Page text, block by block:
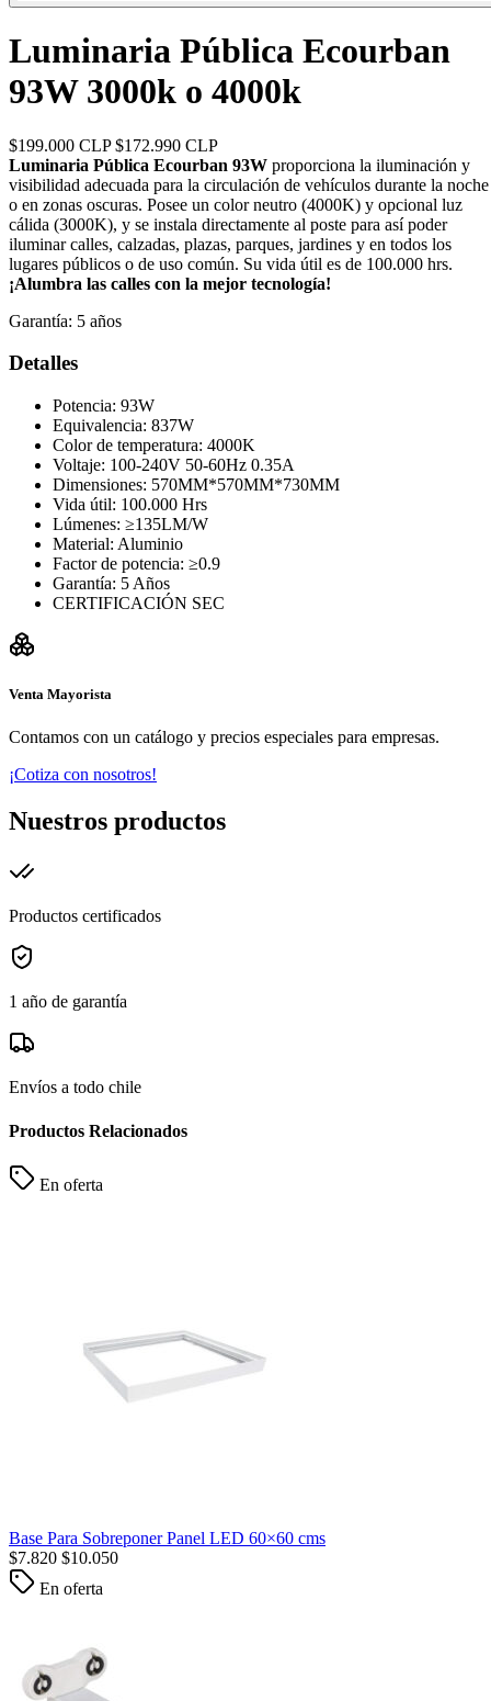
Luminaria Pública Ecourban
93W 3000k o 4000k
$199.000 CLP $172.990 CLP
Luminaria Pública Ecourban 93W proporciona la iluminación y
visibilidad adecuada para la circulación de vehículos durante la noche
o en zonas oscuras. Posee un color neutro (4000K) y opcional luz
cálida (3000K), y se instala directamente al poste para así poder
iluminar calles, calzadas, plazas, parques, jardines y en todos los
lugares públicos o de uso común. Su vida útil es de 100.000 hrs.
¡Alumbra las calles con la mejor tecnología!
Garantía: 5 años
Detalles
Potencia: 93W
Equivalencia: 837W
Color de temperatura: 4000K
Voltaje: 100-240V 50-60Hz 0.35A
Dimensiones: 570MM*570MM*730MM
Vida útil: 100.000 Hrs
Lúmenes: ≥135LM/W
Material: Aluminio
Factor de potencia: ≥0.9
Garantía: 5 Años
CERTIFICACIÓN SEC
Venta Mayorista
Contamos con un catálogo y precios especiales para empresas.
¡Cotiza con nosotros!
Nuestros productos
Productos certificados
1 año de garantía
Envíos a todo chile
Productos Relacionados
En oferta
Base Para Sobreponer Panel LED 60×60 cms
$7.820 $10.050
En oferta